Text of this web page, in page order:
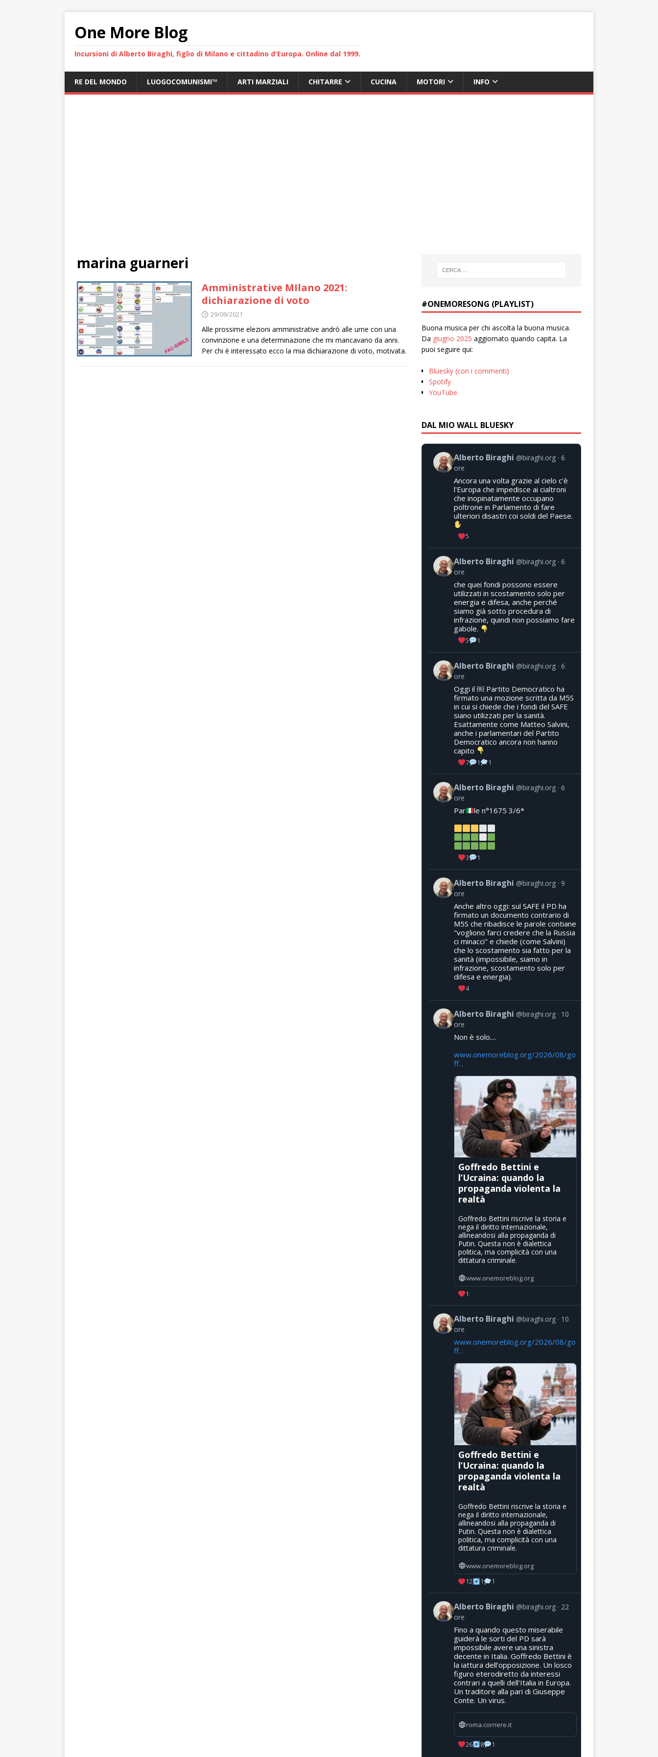
One More Blog
Incursioni di Alberto Biraghi, figlio di Milano e cittadino d'Europa. Online dal 1999.
RE DEL MONDO LUOGOCOMUNISMI™ ARTI MARZIALI CHITARRE CUCINA MOTORI INFO
marina guarneri
Amministrative MIlano 2021:
dichiarazione di voto
29/09/2021
Alle prossime elezioni amministrative andrò alle urne con una
convinzione e una determinazione che mi mancavano da anni.
Per chi è interessato ecco la mia dichiarazione di voto, motivata.
#ONEMORESONG (PLAYLIST)
Buona musica per chi ascolta la buona musica.
Da giugno 2025 aggiornato quando capita. La
puoi seguire qui:
Bluesky (con i commenti)
Spotify
YouTube
DAL MIO WALL BLUESKY
Alberto Biraghi @biraghi.org 6
ore
Ancora una volta grazie al cielo c'è
l'Europa che impedisce ai cialtroni
che inopinatamente occupano
poltrone in Parlamento di fare
ulteriori disastri coi soldi del Paese.
5
Alberto Biraghi @biraghi.org 6
ore
che quei fondi possono essere
utilizzati in scostamento solo per
energia e difesa, anche perché
siamo già sotto procedura di
infrazione, quindi non possiamo fare
gabole.
5 1
Alberto Biraghi @biraghi.org 6
ore
Oggi il ￼ Partito Democratico ha
firmato una mozione scritta da M5S
in cui si chiede che i fondi del SAFE
siano utilizzati per la sanità.
Esattamente come Matteo Salvini,
anche i parlamentari del Partito
Democratico ancora non hanno
capito
7 1 1
Alberto Biraghi @biraghi.org 6
ore
Par le n°1675 3/6*
3 1
Alberto Biraghi @biraghi.org
9
ore
Anche altro oggi: sul SAFE il PD ha
firmato un documento contrario di
M5S che ribadisce le parole contiane
"vogliono farci credere che la Russia
ci minacci" e chiede (come Salvini)
che lo scostamento sia fatto per la
sanità (impossibile, siamo in
infrazione, scostamento solo per
difesa e energia).
4
Alberto Biraghi @biraghi.org
10
ore
Non è solo....
www.onemoreblog.org/2026/08/go
ff...
Goffredo Bettini e
l’Ucraina: quando la
propaganda violenta la
realtà
Goffredo Bettini riscrive la storia e
nega il diritto internazionale,
allineandosi alla propaganda di
Putin. Questa non è dialettica
politica, ma complicità con una
dittatura criminale.
www.onemoreblog.org
1
Alberto Biraghi @biraghi.org
10
ore
www.onemoreblog.org/2026/08/go
ff...
Goffredo Bettini e
l’Ucraina: quando la
propaganda violenta la
realtà
Goffredo Bettini riscrive la storia e
nega il diritto internazionale,
allineandosi alla propaganda di
Putin. Questa non è dialettica
politica, ma complicità con una
dittatura criminale.
www.onemoreblog.org
12
1 1
Alberto Biraghi @biraghi.org
22
ore
Fino a quando questo miserabile
guiderà le sorti del PD sarà
impossibile avere una sinistra
decente in Italia. Goffredo Bettini è
la iattura dell'opposizione. Un losco
figuro eterodiretto da interessi
contrari a quelli dell'Italia in Europa.
Un traditore alla pari di Giuseppe
Conte. Un virus.
roma.corriere.it
26 8 1